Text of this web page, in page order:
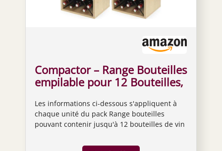
Compactor – Range Bouteilles
empilable pour 12 Bouteilles,
en métal (Lot de 4)
Les informations ci-dessous s'appliquent à
chaque unité du pack Range bouteilles
pouvant contenir jusqu'à 12 bouteilles de vin
cubique empilable avec les autres cubes de